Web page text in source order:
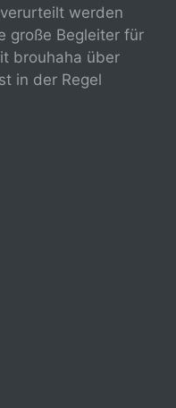
werden
große Begleiter für
brouhaha über
in der Regel